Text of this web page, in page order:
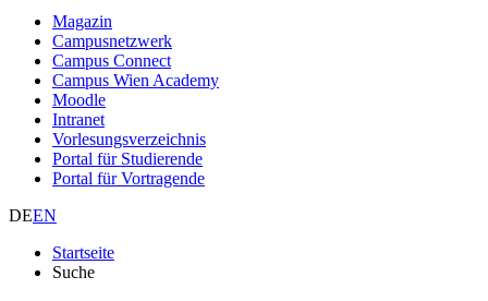
Magazin
Campusnetzwerk
Campus Connect
Campus Wien Academy
Moodle
Intranet
Vorlesungsverzeichnis
Portal für Studierende
Portal für Vortragende
DEEN
Startseite
Suche